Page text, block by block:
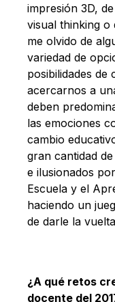
impresión 3D,
visual thinking o
me olvido de
variedad de
posibilidades de
acercarnos a
deben
las emociones
cambio
gran cantidad
e ilusionados
Escuela y el
haciendo un
de darle la
¿A qué retos
docente del